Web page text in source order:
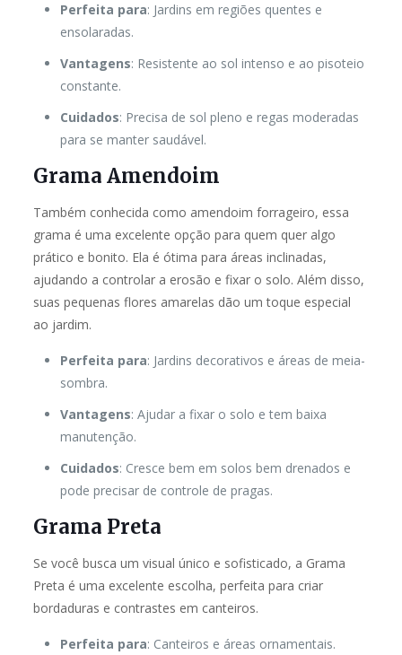
Perfeita para: Jardins em regiões quentes e
ensolaradas.
Vantagens: Resistente ao sol intenso e ao pisoteio
constante.
Cuidados: Precisa de sol pleno e regas moderadas
para se manter saudável.
Grama Amendoim
Também conhecida como amendoim forrageiro, essa
grama é uma excelente opção para quem quer algo
prático e bonito. Ela é ótima para áreas inclinadas,
ajudando a controlar a erosão e fixar o solo. Além disso,
suas pequenas flores amarelas dão um toque especial
ao jardim.
Perfeita para: Jardins decorativos e áreas de meia-
sombra.
Vantagens: Ajudar a fixar o solo e tem baixa
manutenção.
Cuidados: Cresce bem em solos bem drenados e
pode precisar de controle de pragas.
Grama Preta
Se você busca um visual único e sofisticado, a Grama
Preta é uma excelente escolha, perfeita para criar
bordaduras e contrastes em canteiros.
Perfeita para: Canteiros e áreas ornamentais.